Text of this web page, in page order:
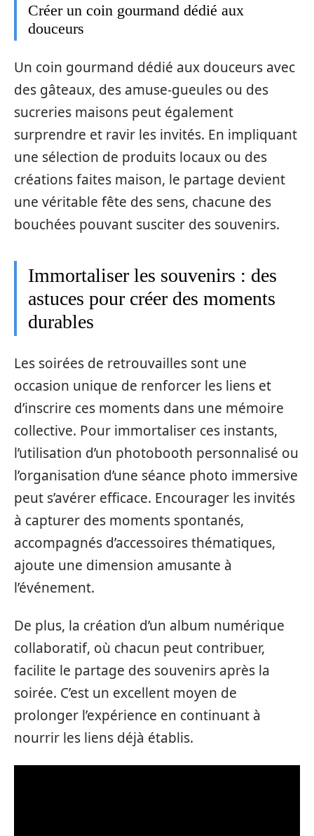
Créer un coin gourmand dédié aux
douceurs
Un coin gourmand dédié aux douceurs avec
des gâteaux, des amuse-gueules ou des
sucreries maisons peut également
surprendre et ravir les invités. En impliquant
une sélection de produits locaux ou des
créations faites maison, le partage devient
une véritable fête des sens, chacune des
bouchées pouvant susciter des souvenirs.
Immortaliser les souvenirs : des
astuces pour créer des moments
durables
Les soirées de retrouvailles sont une
occasion unique de renforcer les liens et
d’inscrire ces moments dans une mémoire
collective. Pour immortaliser ces instants,
l’utilisation d’un photobooth personnalisé ou
l’organisation d’une séance photo immersive
peut s’avérer efficace. Encourager les invités
à capturer des moments spontanés,
accompagnés d’accessoires thématiques,
ajoute une dimension amusante à
l’événement.
De plus, la création d’un album numérique
collaboratif, où chacun peut contribuer,
facilite le partage des souvenirs après la
soirée. C’est un excellent moyen de
prolonger l’expérience en continuant à
nourrir les liens déjà établis.